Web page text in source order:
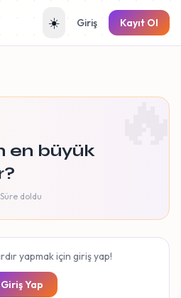
☀️ Giriş Kayıt Ol
🔥
en büyük
doldu
yapmak için giriş yap!
Giriş Yap